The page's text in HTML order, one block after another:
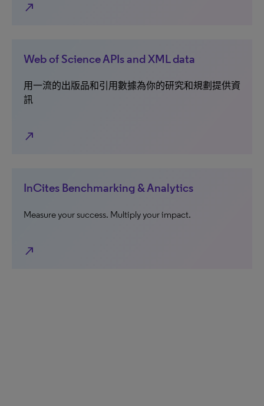
north_east
Web of Science APIs and XML data
用一流的出版品和引用數據為你的研究和規劃提供資
訊
north_east
InCites Benchmarking & Analytics
Measure your success. Multiply your impact.
north_east